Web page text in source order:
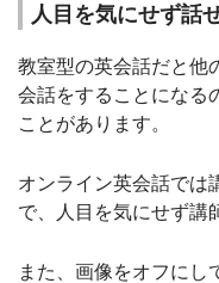
人目を気にせず話
教室型の英会話だと他
会話をすることになる
ことがあります。
オンライン英会話では
で、人目を気にせず講
また、画像をオフにし